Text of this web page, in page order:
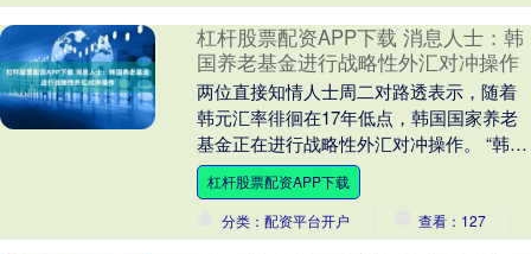
杠杆股票配资APP下载 消息人士：韩
国养老基金进行战略性外汇对冲操作
两位直接知情人士周二对路透表示，随着
韩元汇率徘徊在17年低点，韩国国家养老
基金正在进行战略性外汇对冲操作。 “韩国
国民年金公团（NPS）正利用近期美元高
企的汇率....
杠杆股票配资APP下载
分类：配资平台开户
查看：127